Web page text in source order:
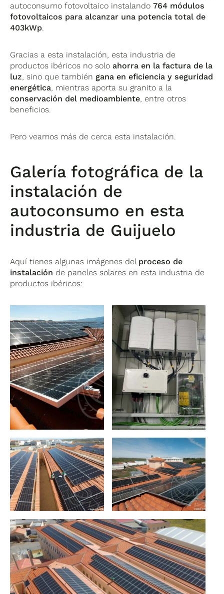
autoconsumo fotovoltaico instalando764 módulos
fotovoltaicos para alcanzar una potencia total de
403kWp.
Gracias a esta instalación, esta industria de
productos ibéricos no solo ahorra en la factura de la
luz, sino que también gana en eficiencia y seguridad
energética, mientras aporta su granito a la
conservación del medioambiente, entre otros
beneficios.
Pero veamos más de cerca esta instalación.
Galería fotográfica de la
instalación de
autoconsumo en esta
industria de Guijuelo
Aquí tienes algunas imágenes del proceso de
instalación de paneles solares en esta industria de
productos ibéricos: